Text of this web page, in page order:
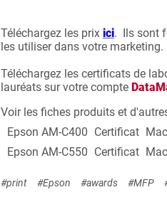
Téléchargez les prix ici. Ils sont
les utiliser dans votre marketing.
Téléchargez les certificats de
lauréats sur votre compte
Voir les fiches produits et
Epson AM-C400 Certificat
Epson AM-C550 Certificat
#print #Epson #awards #MFP